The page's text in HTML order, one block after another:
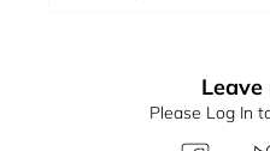
Please Log In